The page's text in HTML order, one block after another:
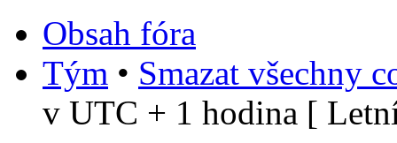
Obsah fóra
Tým • Smazat všechny
v UTC + 1 hodina [